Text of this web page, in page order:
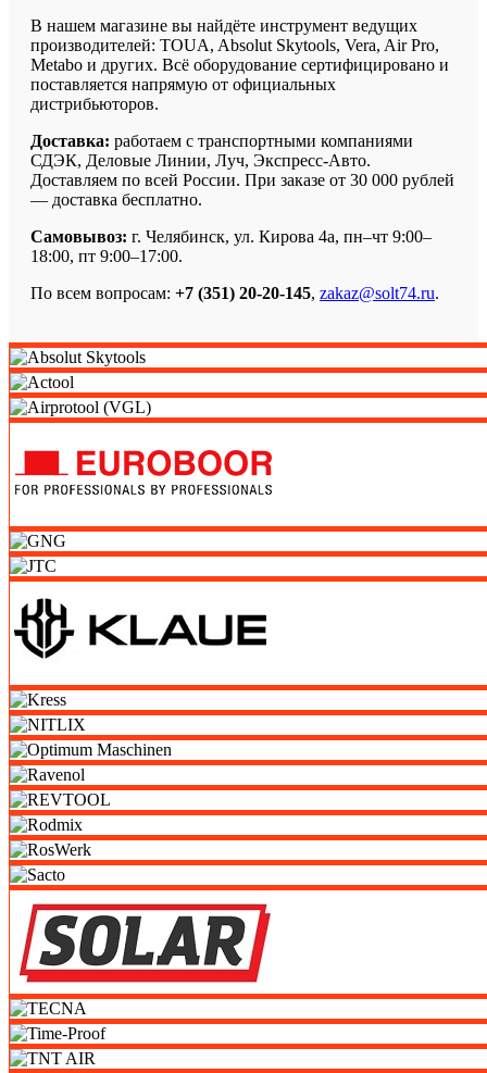
В нашем магазине вы найдёте инструмент ведущих
производителей: TOUA, Absolut Skytools, Vera, Air Pro,
Metabo и других. Всё оборудование сертифицировано и
поставляется напрямую от официальных
дистрибьюторов.
Доставка: работаем с транспортными компаниями
СДЭК, Деловые Линии, Луч, Экспресс-Авто.
Доставляем по всей России. При заказе от 30 000 рублей
— доставка бесплатно.
Самовывоз: г. Челябинск, ул. Кирова 4а, пн–чт 9:00–
18:00, пт 9:00–17:00.
По всем вопросам: +7 (351) 20-20-145, zakaz@solt74.ru.